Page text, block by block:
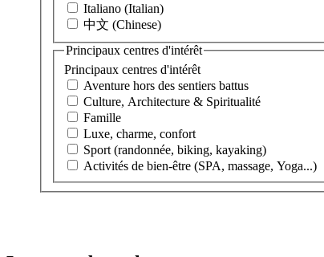
Italiano (Italian)
中文 (Chinese)
Principaux centres d'intérêt
Principaux centres d'intérêt
Aventure hors des sentiers battus
Culture, Architecture & Spiritualité
Famille
Luxe, charme, confort
Sport (randonnée, biking, kayaking)
Activités de bien-être (SPA, massage, Yoga...)